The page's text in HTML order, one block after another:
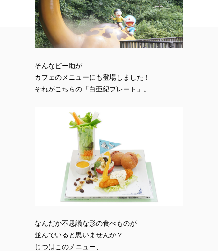
そんなピー助が
カフェのメニューにも登場しました！
それがこちらの「白亜紀プレート」。
なんだか不思議な形の食べものが
並んでいると思いませんか？
じつはこのメニュー、